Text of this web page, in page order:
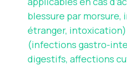
blessure par morsure,
étranger,
(infections gastro-
digestifs, affections